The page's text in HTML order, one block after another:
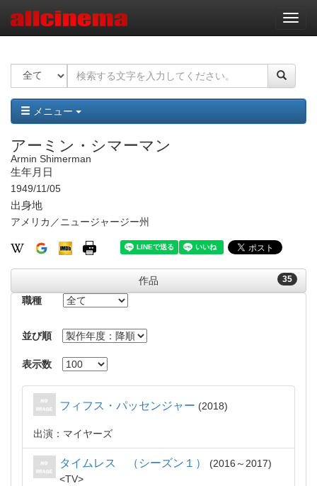
ナ
ビ
ー
ョ
ン
メニュー
アーミン・シマーマン
Armin Shimerman
生年月日
1949/11/05
出身地
アメリカ／ニュージャージー州
35
作品
職種
並び順
表示数
フィフス・パッセンジャー 2018
出演：マイヤーズ
タイムレス （シーズン１）
2016～2017
TV